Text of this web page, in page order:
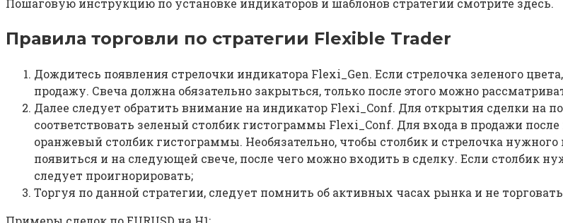
Пошаговую инструкцию по установке индикаторов и шаблонов стратегии смотрите здесь.
Правила торговли по стратегии Flexible Trader
Дождитесь появления стрелочки индикатора Flexi_Gen. Если стрелочка зеленого
продажу. Свеча должна обязательно закрыться, только после этого можно
Далее следует обратить внимание на индикатор Flexi_Conf. Для открытия сделки на
соответствовать зеленый столбик гистограммы Flexi_Conf. Для входа в продажи
оранжевый столбик гистограммы. Необязательно, чтобы столбик и стрелочка
появиться и на следующей свече, после чего можно входить в сделку. Если столбик
следует проигнорировать;
Торгуя по данной стратегии, следует помнить об активных часах рынка и не